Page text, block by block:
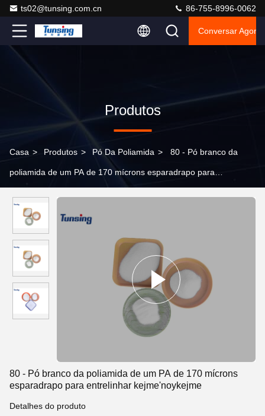
ts02@tunsing.com.cn 86-755-8996-0062
Conversar Agora
Produtos
Casa > Produtos > Pó Da Poliamida > 80 - Pó branco da
poliamida de um PA de 170 mícrons esparadrapo para
80 - Pó branco da poliamida de um PA de 170 mícrons
esparadrapo para entrelinhar kejme'noykejme
Detalhes do produto